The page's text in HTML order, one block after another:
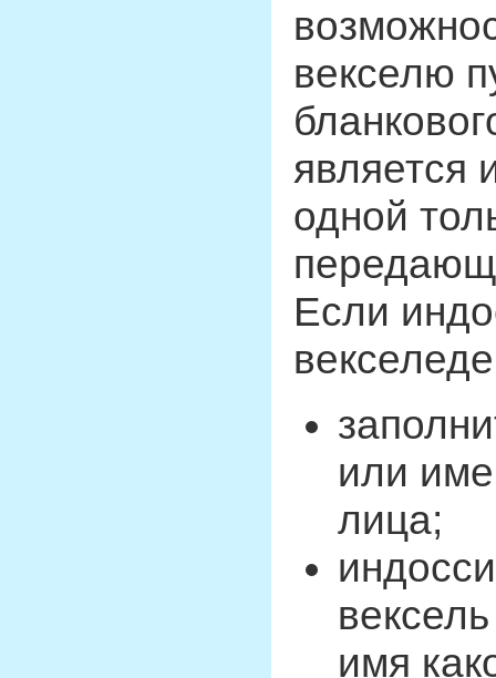
векселю
является
одной
Если
или
лица;
имя